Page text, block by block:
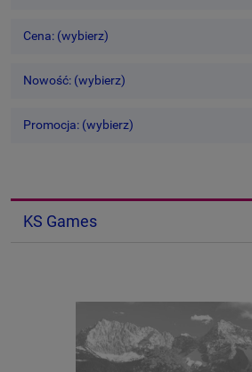
Cena: (wybierz)
Nowość: (wybierz)
Promocja: (wybierz)
KS Games